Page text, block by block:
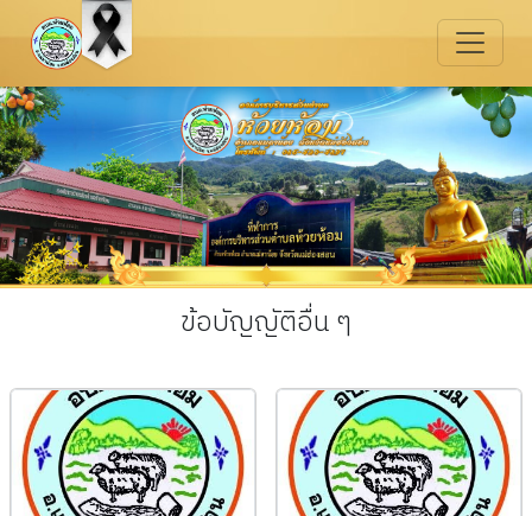
ข้อบัญญัติอื่น ๆ